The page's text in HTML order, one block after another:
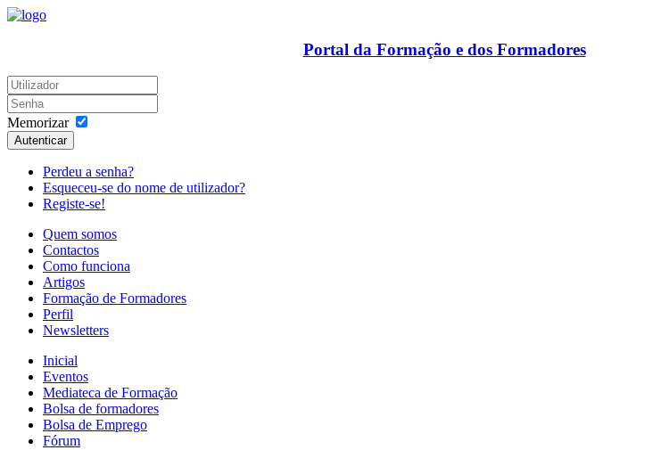
Portal da Formação e dos Formadores
Memorizar
Autenticar
Perdeu a senha?
Esqueceu-se do nome de utilizador?
Registe-se!
Quem somos
Contactos
Como funciona
Artigos
Formação de Formadores
Perfil
Newsletters
Inicial
Eventos
Mediateca de Formação
Bolsa de formadores
Bolsa de Emprego
Fórum